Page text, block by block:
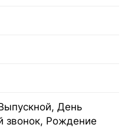
День
звонок, Рождение